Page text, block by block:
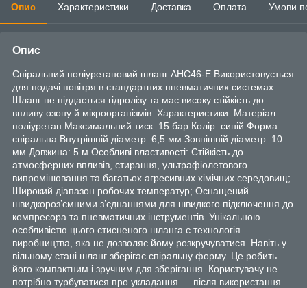
Опис Характеристики Доставка Оплата Умови
Опис
Спіральний поліуретановий шланг AHC46-E Використовується
для подачі повітря в стандартних пневматичних системах.
Шланг не піддається гідролізу та має високу стійкість до
впливу озону й мікроорганізмів. Характеристики: Матеріал:
поліуретан Максимальний тиск: 15 бар Колір: синій Форма:
спіральна Внутрішній діаметр: 6,5 мм Зовнішній діаметр: 10
мм Довжина: 5 м Особливі властивості: Стійкість до
атмосферних впливів, стирання, ультрафіолетового
випромінювання та багатьох агресивних хімічних середовищ;
Широкий діапазон робочих температур; Оснащений
швидкороз’ємними з’єднаннями для швидкого підключення до
компресора та пневматичних інструментів. Унікальною
особливістю цього стисненого шланга є технологія
виробництва, яка не дозволяє йому розкручуватися. Навіть у
вільному стані шланг зберігає спіральну форму. Це робить
його компактним і зручним для зберігання. Користувачу не
потрібно турбуватися про укладання — після використання